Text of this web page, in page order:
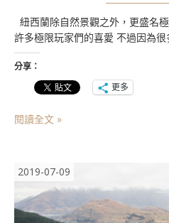
紐西蘭除自然景觀之外，更盛名
許多極限玩家們的喜愛 不過因為
分享：
更多
閱讀全文 »
2019-07-09